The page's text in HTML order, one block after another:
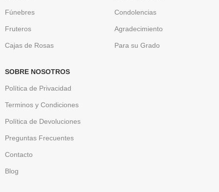
Fúnebres
Fruteros
Cajas de Rosas
Condolencias
Agradecimiento
Para su Grado
SOBRE NOSOTROS
Política de Privacidad
Terminos y Condiciones
Política de Devoluciones
Preguntas Frecuentes
Contacto
Blog